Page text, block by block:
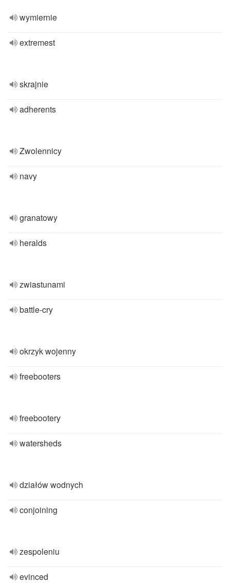
wymiernie
extremest
skrajnie
adherents
Zwolennicy
navy
granatowy
heralds
zwiastunami
battle-cry
okrzyk wojenny
freebooters
freebootery
watersheds
działów wodnych
conjoining
zespoleniu
evinced